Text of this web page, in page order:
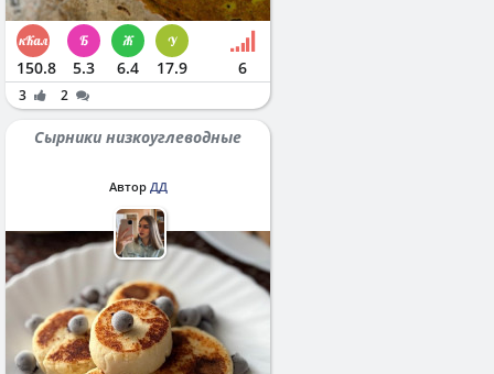
150.8 5.3 6.4 17.9 6
3 2
Сырники низкоуглеводные
Автор ДД